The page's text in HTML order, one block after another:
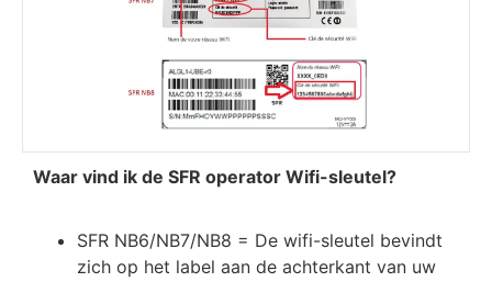
Waar vind ik de SFR operator Wifi-sleutel?
SFR NB6/NB7/NB8 = De wifi-sleutel bevindt
zich op het label aan de achterkant van uw